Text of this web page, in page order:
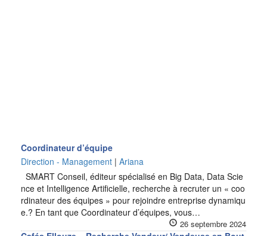
Coordinateur d’équipe
Direction - Management | Ariana
SMART Conseil, éditeur spécialisé en Big Data, Data Scie
nce et Intelligence Artificielle, recherche à recruter un « coo
rdinateur des équipes » pour rejoindre entreprise dynamiqu
e.? En tant que Coordinateur d’équipes, vous…
26 septembre 2024